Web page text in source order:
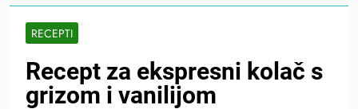
RECEPTI
Recept za ekspresni kolač s
grizom i vanilijom